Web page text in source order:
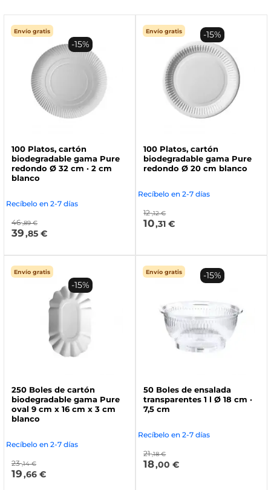
Envío gratis
100 Platos, cartón
biodegradable gama Pure
redondo Ø 32 cm · 2 cm
blanco
Recíbelo en 2-7 días
46 ,89 €
39,85 €
-15%
Envío gratis
100 Platos, cartón
biodegradable gama Pure
redondo Ø 20 cm blanco
Recíbelo en 2-7 días
12 ,12 €
10,31 €
-15%
Envío gratis
250 Boles de cartón
biodegradable gama Pure
oval 9 cm x 16 cm x 3 cm
blanco
Recíbelo en 2-7 días
23 ,14 €
19,66 €
-15%
Envío gratis
50 Boles de ensalada
transparentes 1 l Ø 18 cm ·
7,5 cm
Recíbelo en 2-7 días
21 ,18 €
18,00 €
-15%